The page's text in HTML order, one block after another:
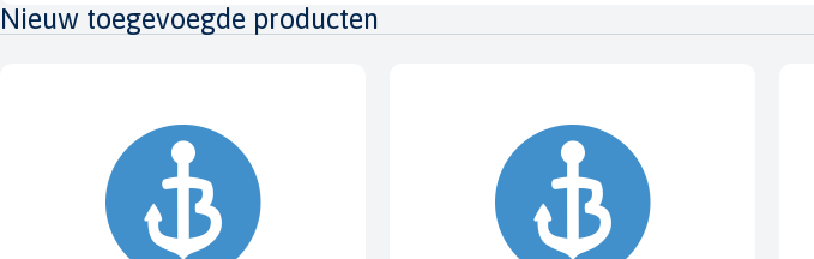
Nieuw toegevoegde producten